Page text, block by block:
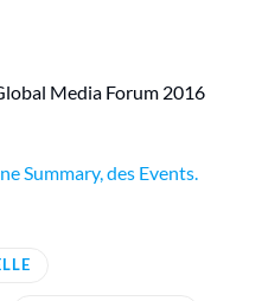
Media Forum 2016
Summary, des Events.